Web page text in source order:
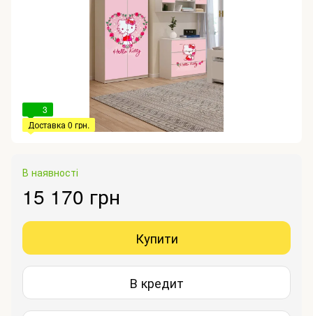
3
Доставка 0 грн.
В наявності
15 170 грн
Купити
В кредит